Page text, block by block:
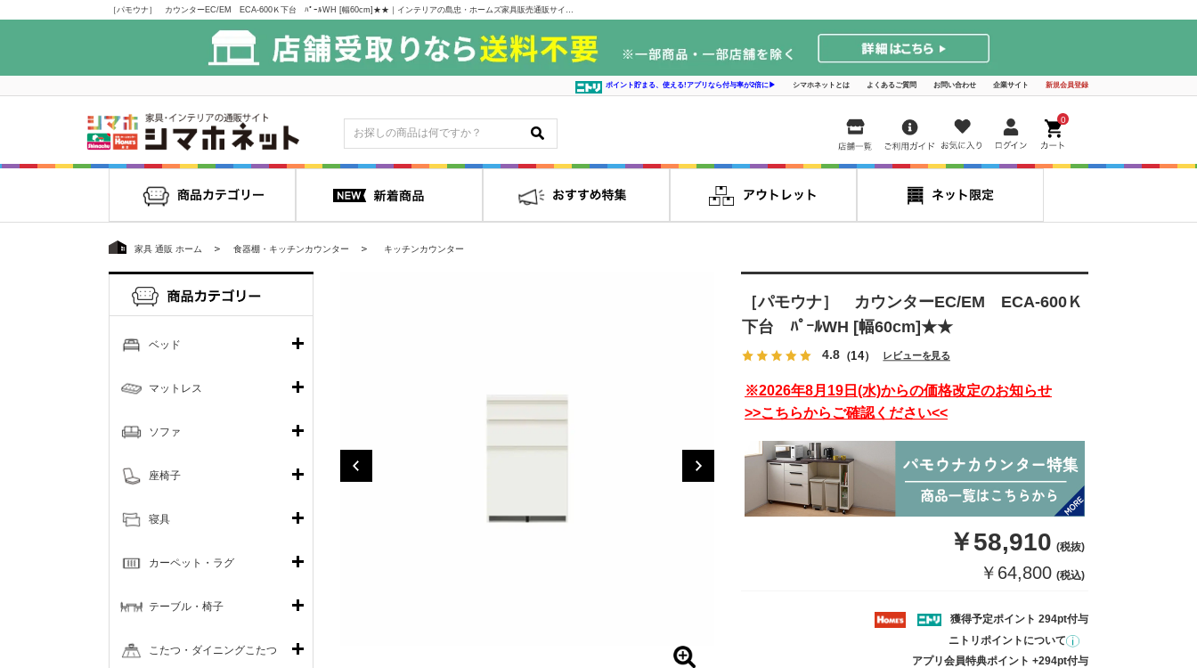
［パモウナ］ カウンターEC/EM ECA-600Ｋ下台 ﾊﾟｰﾙWH [幅60cm]★★｜インテリアの島忠・ホームズ家具販売通販サイト シマホネット
ポイント貯まる、使える!アプリなら付与率が2倍に▶ シマホネットとは よくあるご質問 お問い合わせ 企業サイト 新規会員登録
0
家具 通販 ホーム 食器棚・キッチンカウンター キッチンカウンター
［パモウナ］ カウンターEC/EM ECA-600Ｋ
下台 ﾊﾟｰﾙWH [幅60cm]★★
4.8（14） レビューを見る
※2026年8月19日(水)からの価格改定のお知らせ
>>こちらからご確認ください<<
￥58,910 (税抜)
￥64,800 (税込)
獲得予定ポイント 294pt付与
ニトリポイントについて
アプリ会員特典ポイント +294pt付与
ベッド
マットレス
ソファ
寝具
座椅子
カーペット・ラグ
テーブル・椅子
こたつ・ダイニングこたつ